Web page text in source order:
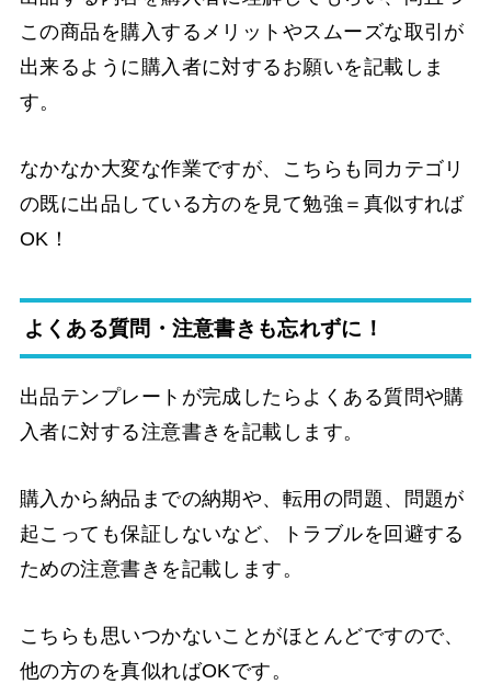
この商品を購入するメリットやスムーズな取引が
出来るように購入者に対するお願いを記載しま
す。
なかなか大変な作業ですが、こちらも同カテゴリ
の既に出品している方のを見て勉強＝真似すれば
OK！
よくある質問・注意書きも忘れずに！
出品テンプレートが完成したらよくある質問や購
入者に対する注意書きを記載します。
購入から納品までの納期や、転用の問題、問題が
起こっても保証しないなど、トラブルを回避する
ための注意書きを記載します。
こちらも思いつかないことがほとんどですので、
他の方のを真似ればOKです。